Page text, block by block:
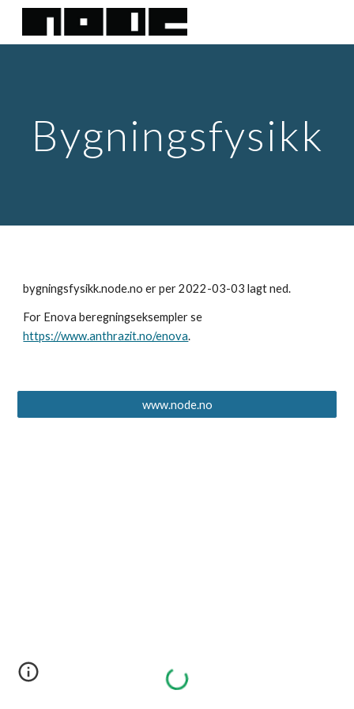
Skip to main content
Bygningsfysikk
bygningsfysikk.node.no er per 2022-03-03 lagt ned.
https://www.anthrazit.no/enova.
www.node.no